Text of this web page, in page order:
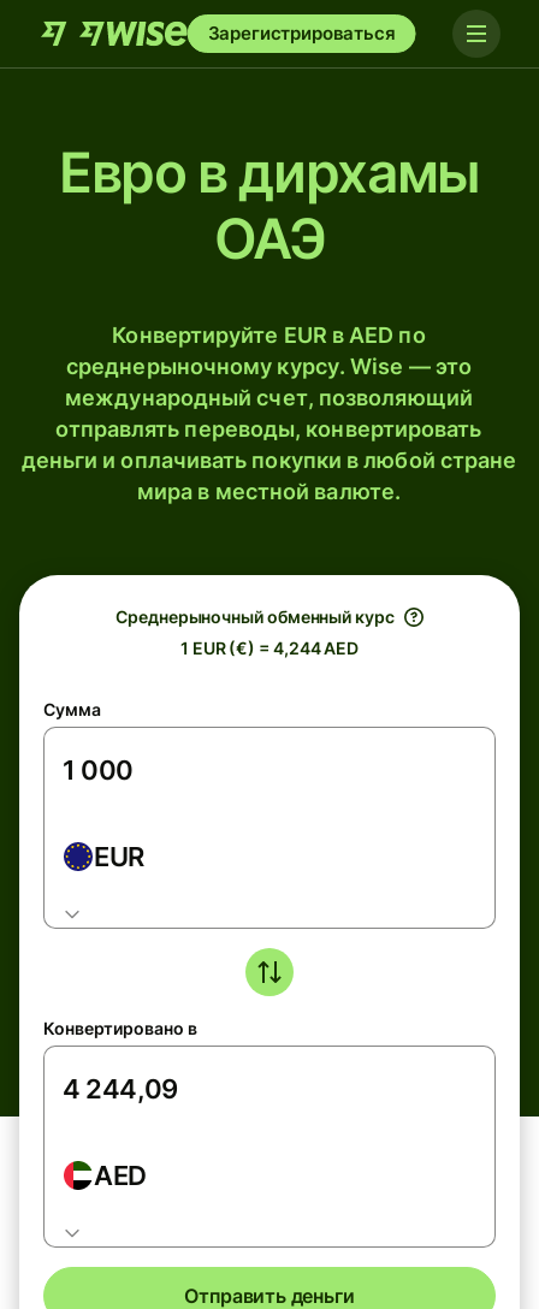
Зарегистрироваться
Евро в дирхамы
ОАЭ
Конвертируйте EUR в AED по
среднерыночному курсу. Wise — это
международный счет, позволяющий
отправлять переводы, конвертировать
деньги и оплачивать покупки в любой стране
мира в местной валюте.
Среднерыночный обменный курс
1 EUR (€) = 4,244 AED
Сумма
EUR
Конвертировано в
AED
Отправить деньги